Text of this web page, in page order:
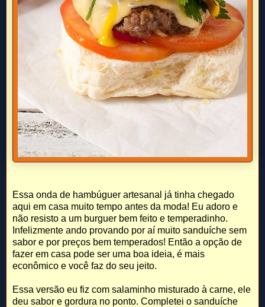
Essa onda de hambúguer artesanal já tinha chegado
aqui em casa muito tempo antes da moda! Eu adoro e
não resisto a um burguer bem feito e temperadinho.
Infelizmente ando provando por aí muito sanduíche sem
sabor e por preços bem temperados! Então a opção de
fazer em casa pode ser uma boa ideia, é mais
econômico e você faz do seu jeito.
Essa versão eu fiz com salaminho misturado à carne, ele
deu sabor e gordura no ponto. Completei o sanduíche